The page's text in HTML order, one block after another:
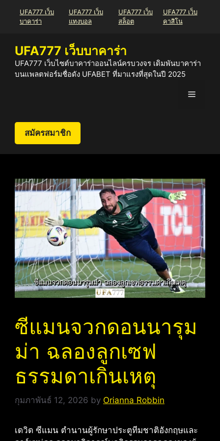
UFA777 เว็บ
บาคาร่า
UFA777 เว็บ
แทงบอล
UFA777 เว็บ
สล็อต
UFA777 เว็บ
คาสิโน
UFA777 เว็บบาคาร่า
UFA777 เว็บไซต์บาคาร่าออนไลน์ครบวงจร เดิมพันบาคาร่า
บนแพลตฟอร์มชื่อดัง UFABET ที่มาแรงที่สุดในปี 2025
Menu
สมัครสมาชิก
ซีแมนจวกดอนนารุม
ม่า ฉลองลูกเซฟ
ธรรมดาเกินเหตุ
กุมภาพันธ์ 12, 2026 by Orianna Robbin
เดวิด ซีแมน ตำนานผู้รักษาประตูทีมชาติอังกฤษและ